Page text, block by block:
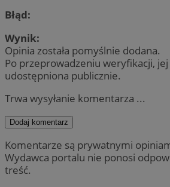
Błąd:
Wynik:
Opinia została pomyślnie dodana.
Po przeprowadzeniu weryfikacji,
udostępniona publicznie.
Trwa wysyłanie komentarza ...
Dodaj komentarz
Komentarze są prywatnymi
Wydawca portalu nie ponosi
treść.